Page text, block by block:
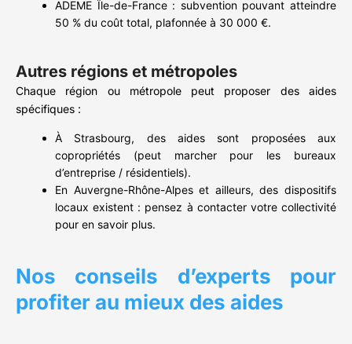
ADEME Île-de-France : subvention pouvant atteindre
50 % du coût total, plafonnée à 30 000 €.
Autres régions et métropoles
Chaque région ou métropole peut proposer des aides
spécifiques :
À Strasbourg, des aides sont proposées aux
copropriétés (peut marcher pour les bureaux
d’entreprise / résidentiels).
En Auvergne-Rhône-Alpes et ailleurs, des dispositifs
locaux existent : pensez à contacter votre collectivité
pour en savoir plus.
Nos conseils d’experts pour
profiter au mieux des aides